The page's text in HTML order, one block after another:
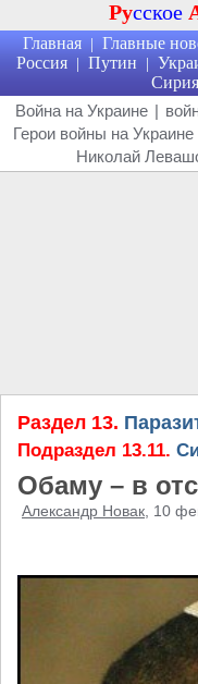
Русское
Главная | Главные
Россия | Путин |
Сирия
Война на Украине |
Герои войны на Украине
Николай
Раздел 13.
Подраздел 13.11.
Обаму – в
Александр Новак , 10